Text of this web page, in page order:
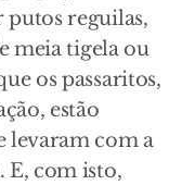
putos reguilas,
meia tigela ou
os passaritos,
estão
levaram com a
E, com isto,